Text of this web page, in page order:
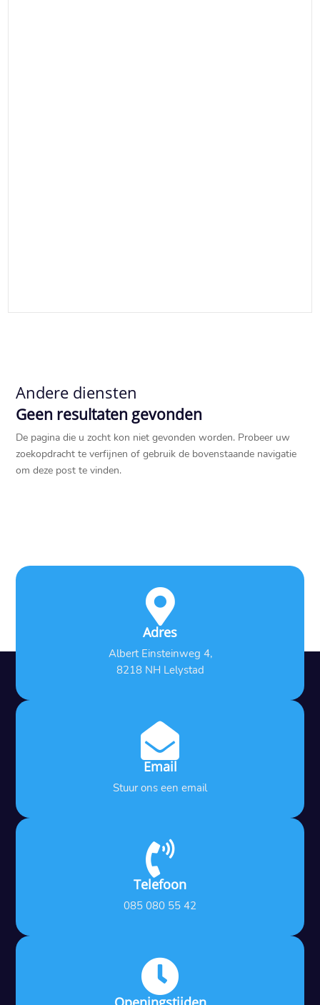
Andere diensten
Geen resultaten gevonden
De pagina die u zocht kon niet gevonden worden. Probeer uw
zoekopdracht te verfijnen of gebruik de bovenstaande navigatie
om deze post te vinden.

Adres
Albert Einsteinweg 4,
8218 NH Lelystad

Email
Stuur ons een email

Telefoon
085 080 55 42
